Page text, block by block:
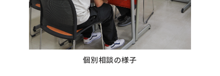
個別相談の様子